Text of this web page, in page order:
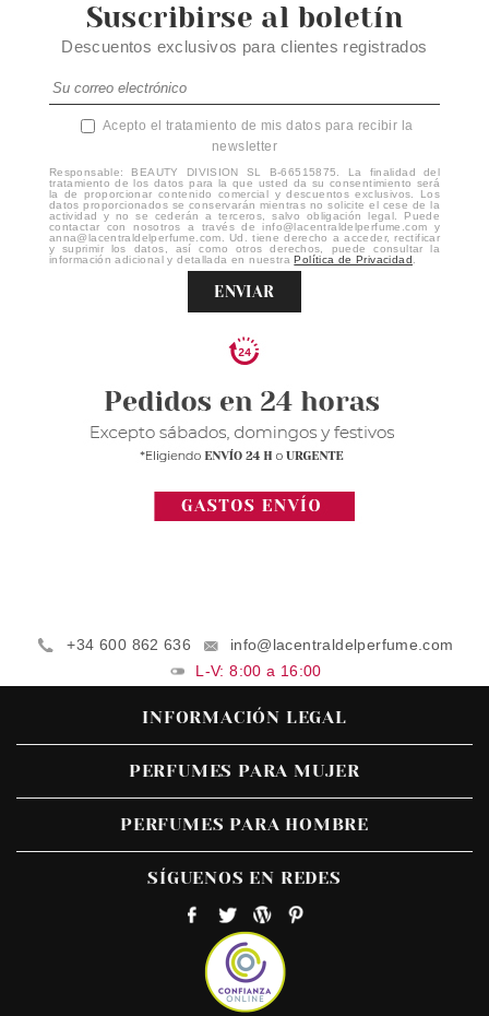
Suscribirse al boletín
Descuentos exclusivos para clientes registrados
Acepto el tratamiento de mis datos para recibir la
newsletter
Responsable: BEAUTY DIVISION SL B-66515875. La finalidad del
tratamiento de los datos para la que usted da su consentimiento será
la de proporcionar contenido comercial y descuentos exclusivos. Los
datos proporcionados se conservarán mientras no solicite el cese de la
actividad y no se cederán a terceros, salvo obligación legal. Puede
contactar con nosotros a través de info@lacentraldelperfume.com y
anna@lacentraldelperfume.com. Ud. tiene derecho a acceder, rectificar
y suprimir los datos, así como otros derechos, puede consultar la
información adicional y detallada en nuestraPolítica de Privacidad
ENVIAR
+34 600 862 636
info@lacentraldelperfume.com
L-V: 8:00 a 16:00
INFORMACIÓN LEGAL
PERFUMES PARA MUJER
PERFUMES PARA HOMBRE
SÍGUENOS EN REDES